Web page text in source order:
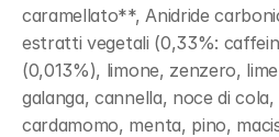
caramellato**, Anidride
estratti vegetali (0,33%:
(0,013%), limone, zenzero,
galanga, cannella, noce di
cardamomo, menta, pino,